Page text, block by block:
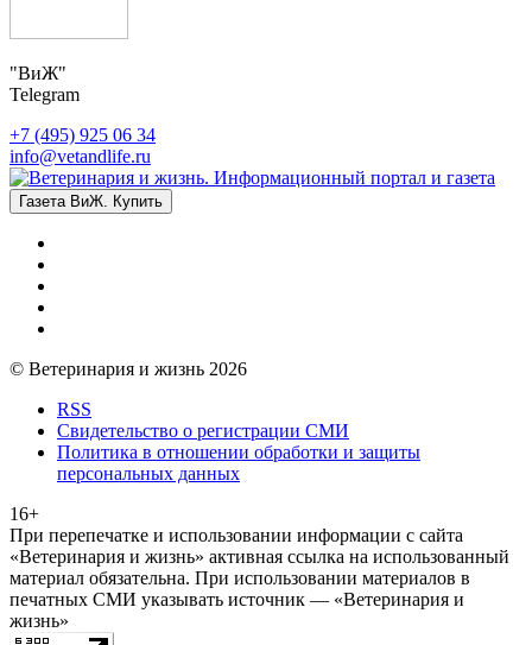
"ВиЖ"
Telegram
+7 (495) 925 06 34
info@vetandlife.ru
Газета ВиЖ. Купить
© Ветеринария и жизнь 2026
RSS
Свидетельство о регистрации СМИ
Политика в отношении обработки и защиты
персональных данных
16+
При перепечатке и использовании информации с сайта
«Ветеринария и жизнь» активная ссылка на использованный
материал обязательна. При использовании материалов в
печатных СМИ указывать источник — «Ветеринария и
жизнь»